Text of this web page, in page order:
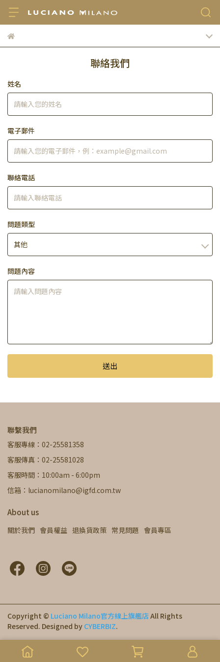
聯絡我們
姓名
電子郵件
聯絡電話
問題類型
問題內容
送出
聯繫我們
客服專線：02-25581358
客服傳真：02-25581028
客服時間：10:00am - 6:00pm
信箱：lucianomilano@igfd.com.tw
About us
關於我們 會員權益 退換貨政策 常見問題 會員專區
Copyright © Luciano Milano官方線上旗艦店All Rights
Reserved. Designed by CYBERBIZ.